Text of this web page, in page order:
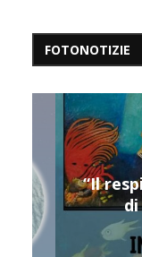
FOTONOTIZIE
“Il
di